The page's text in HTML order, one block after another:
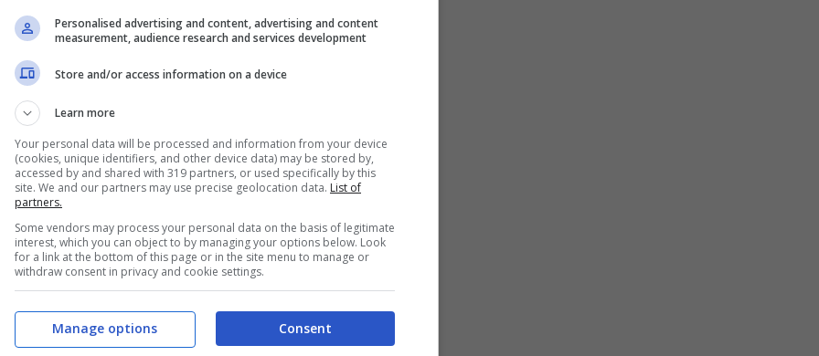
DEI PRIMI PIATTI
Personalised advertising and content, advertising and content
measurement, audience research and services development
Store and/or access information on a device
Learn more
Your personal data will be processed and information from your device
(cookies, unique identifiers, and other device data) may be stored by,
accessed by and shared with 319 partners, or used specifically by this
site. We and our partners may use precise geolocation data. List of
partners.
Some vendors may process your personal data on the basis of legitimate
interest, which you can object to by managing your options below. Look
for a link at the bottom of this page or in the site menu to manage or
withdraw consent in privacy and cookie settings.
Consent
Manage options